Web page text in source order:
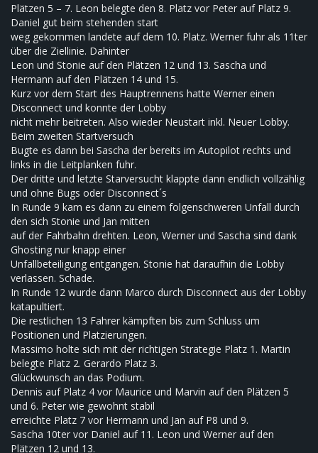
Plätzen 5 – 7. Leon belegte den 8. Platz vor Peter auf Platz 9.
Daniel gut beim stehenden start
weg gekommen landete auf dem 10. Platz. Werner fuhr als 11ter
über die Ziellinie. Dahinter
Leon und Stonie auf den Plätzen 12 und 13. Sascha und
Hermann auf den Plätzen 14 und 15.
Kurz vor dem Start des Hauptrennens hatte Werner einen
Disconnect und konnte der Lobby
nicht mehr beitreten. Also wieder Neustart inkl. Neuer Lobby.
Beim zweiten Startversuch
Bugte es dann bei Sascha der bereits im Autopilot rechts und
links in die Leitplanken fuhr.
Der dritte und letzte Starversucht klappte dann endlich vollzählig
und ohne Bugs oder Disconnect´s
In Runde 9 kam es dann zu einem folgenschweren Unfall durch
den sich Stonie und Jan mitten
auf der Fahrbahn drehten. Leon, Werner und Sascha sind dank
Ghosting nur knapp einer
Unfallbeteiligung entgangen. Stonie hat daraufhin die Lobby
verlassen. Schade.
In Runde 12 wurde dann Marco durch Disconnect aus der Lobby
katapultiert.
Die restlichen 13 Fahrer kämpften bis zum Schluss um
Positionen und Platzierungen.
Massimo holte sich mit der richtigen Strategie Platz 1. Martin
belegte Platz 2. Gerardo Platz 3.
Glückwunsch an das Podium.
Dennis auf Platz 4 vor Maurice und Marvin auf den Plätzen 5
und 6. Peter wie gewohnt stabil
erreichte Platz 7 vor Hermann und Jan auf P8 und 9.
Sascha 10ter vor Daniel auf 11. Leon und Werner auf den
Plätzen 12 und 13.